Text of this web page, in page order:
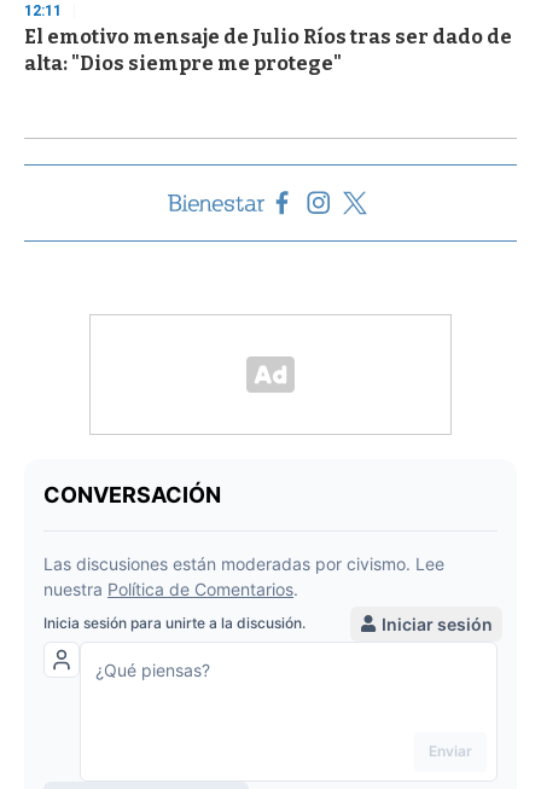
12:11
El emotivo mensaje de Julio Ríos tras ser dado de
alta: "Dios siempre me protege"